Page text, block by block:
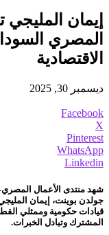
إيمان
المصري
الاقتصادية
ديسمبر 30, 2025
Facebook
X
Pinterest
WhatsApp
Linkedin
شهد منتدى الأعمال
جولدن بوينت، إيمان
قيادات حكومية وممثلي
المشترك وتبادل الخبرات.